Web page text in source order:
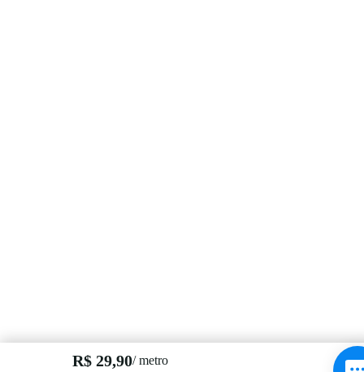
R$ 29,90/ metro